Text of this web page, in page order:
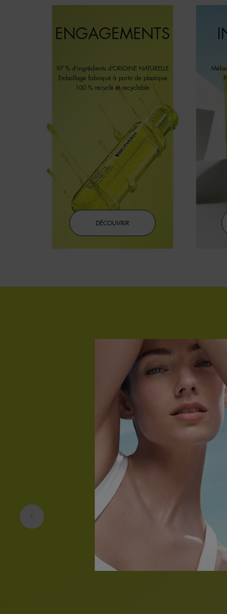
ENGAGEMENTS
97 % d'ingrédients d'ORIGINE NATURELLE
Emballage fabriqué à partir de plastique
100 % recyclé et recyclable
DÉCOUVRIR